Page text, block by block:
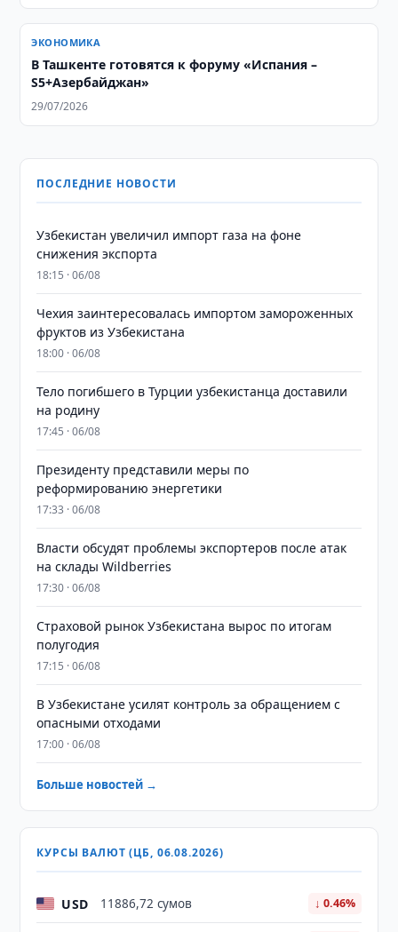
ЭКОНОМИКА
В Ташкенте готовятся к форуму «Испания –
S5+Азербайджан»
29/07/2026
ПОСЛЕДНИЕ НОВОСТИ
Узбекистан увеличил импорт газа на фоне
снижения экспорта
18:15 · 06/08
Чехия заинтересовалась импортом замороженных
фруктов из Узбекистана
18:00 · 06/08
Тело погибшего в Турции узбекистанца доставили
на родину
17:45 · 06/08
Президенту представили меры по
реформированию энергетики
17:33 · 06/08
Власти обсудят проблемы экспортеров после атак
на склады Wildberries
17:30 · 06/08
Страховой рынок Узбекистана вырос по итогам
полугодия
17:15 · 06/08
В Узбекистане усилят контроль за обращением с
опасными отходами
17:00 · 06/08
Больше новостей →
КУРСЫ ВАЛЮТ (ЦБ, 06.08.2026)
USD 11886,72 сумов ↓ 0.46%